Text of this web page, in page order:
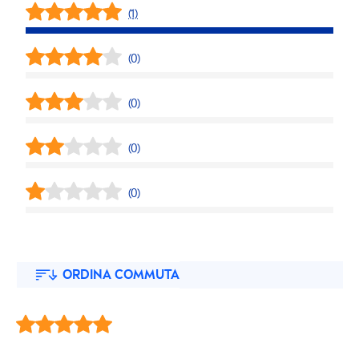
(1)
(0)
(0)
(0)
(0)
ORDINA COMMUTA